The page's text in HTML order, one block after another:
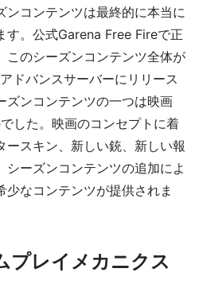
ンコンテンツは最終的に本当に
す。公式Garena Free Fireで正
このシーズンコンテンツ全体が
ドバンスサーバーにリリース
ズンコンテンツの一つは映画
した。映画のコンセプトに着
ースキン、新しい銃、新しい報
ーズンコンテンツの追加によ
少なコンテンツが提供されま
プレイメカニクス